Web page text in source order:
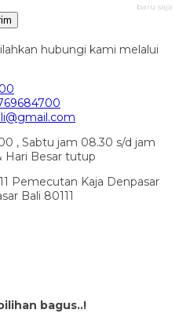
baru saja
hubungi kami melalui
, Sabtu jam 08.30 s/d jam
Hari Besar tutup
Pemecutan Kaja Denpasar
Bali 80111
bagus..!